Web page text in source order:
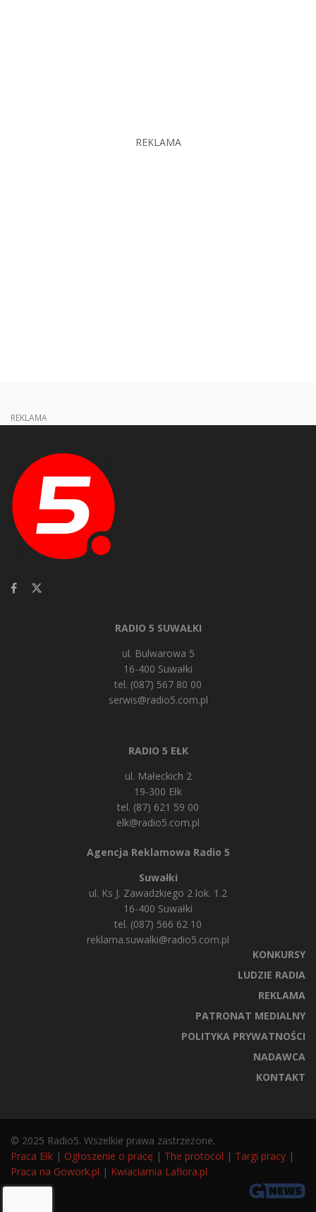
REKLAMA
REKLAMA
RADIO 5 SUWAŁKI
ul. Bulwarowa 5
16-400 Suwałki
tel. (087) 567 80 00
serwis@radio5.com.pl
RADIO 5 EŁK
ul. Małeckich 2
19-300 Ełk
tel. (87) 621 59 00
elk@radio5.com.pl
Agencja Reklamowa Radio 5
Suwałki
ul. Ks J. Zawadzkiego 2 lok. 1.2
16-400 Suwałki
tel. (087) 566 62 10
reklama.suwalki@radio5.com.pl
KONKURSY
LUDZIE RADIA
REKLAMA
PATRONAT MEDIALNY
POLITYKA PRYWATNOŚCI
NADAWCA
KONTAKT
© 2025 Radio5. Wszelkie prawa zastrzeżone.
Praca Ełk | Ogłoszenie o pracę | The protocol | Targi pracy |
Praca na Gowork.pl | Kwiaciarnia Laflora.pl